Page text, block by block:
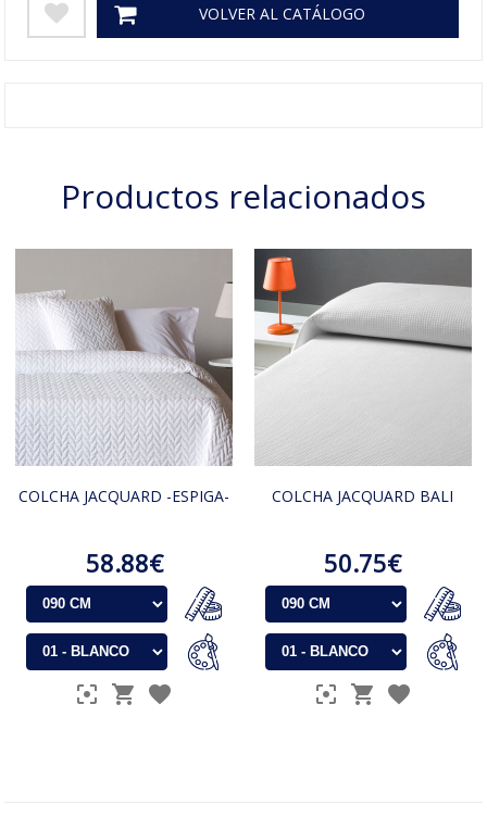
VOLVER AL CATÁLOGO
Productos relacionados
COLCHA JACQUARD -ESPIGA-
58.88€
COLCHA JACQUARD BALI
50.75€